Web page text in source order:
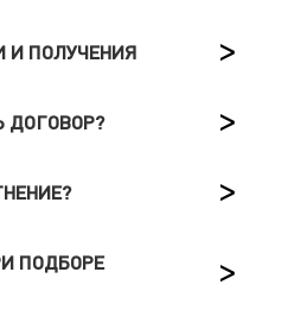
И ПОЛУЧЕНИЯ
ДОГОВОР?
ПОДБОРЕ